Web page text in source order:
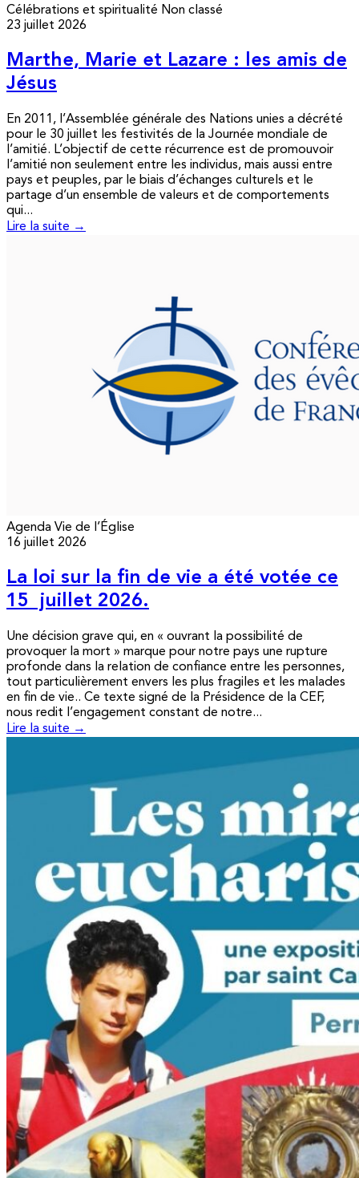
Célébrations et spiritualité Non classé
23 juillet 2026
Marthe, Marie et Lazare : les amis de
Jésus
En 2011, l’Assemblée générale des Nations unies a décrété
pour le 30 juillet les festivités de la Journée mondiale de
l’amitié. L’objectif de cette récurrence est de promouvoir
l’amitié non seulement entre les individus, mais aussi entre
pays et peuples, par le biais d’échanges culturels et le
partage d’un ensemble de valeurs et de comportements
qui...
Lire la suite →
Agenda Vie de l’Église
16 juillet 2026
La loi sur la fin de vie a été votée ce
15 juillet 2026.
Une décision grave qui, en « ouvrant la possibilité de
provoquer la mort » marque pour notre pays une rupture
profonde dans la relation de confiance entre les personnes,
tout particulièrement envers les plus fragiles et les malades
en fin de vie.. Ce texte signé de la Présidence de la CEF,
nous redit l’engagement constant de notre...
Lire la suite →